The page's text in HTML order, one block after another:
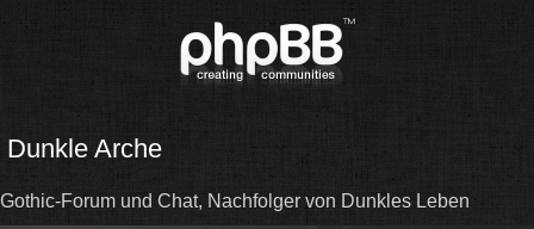
Dunkle Arche
Gothic-Forum und Chat, Nachfolger von Dunkles Leben